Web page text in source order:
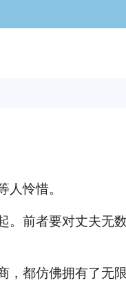
怜惜。
前者要对丈夫无
都仿佛拥有了无